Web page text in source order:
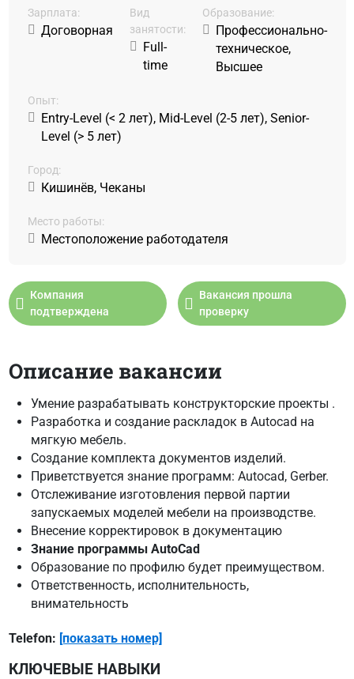
Зарплата:
Договорная
Вид
занятости:
Full-
time
Образование:
Профессионально-
техническое,
Высшее
Oпыт:
Entry-Level (< 2 лет), Mid-Level (2-5 лет), Senior-
Level (> 5 лет)
Город:
Кишинёв, Чеканы
Место работы:
Местоположение работодателя
Компания
подтверждена
Вакансия прошла
проверку
Описание вакансии
Умение разрабатывать конструкторские проекты .
Разработка и создание раскладок в Autocad на
мягкую мебель.
Создание комплекта документов изделий.
Приветствуется знание программ: Autocad, Gerber.
Отслеживание изготовления первой партии
запускаемых моделей мебели на производстве.
Внесение корректировок в документацию
Знание программы AutoCad
Образование по профилю будет преимуществом.
Ответственность, исполнительность,
внимательность
Telefon: [показать номер]
КЛЮЧЕВЫЕ НАВЫКИ